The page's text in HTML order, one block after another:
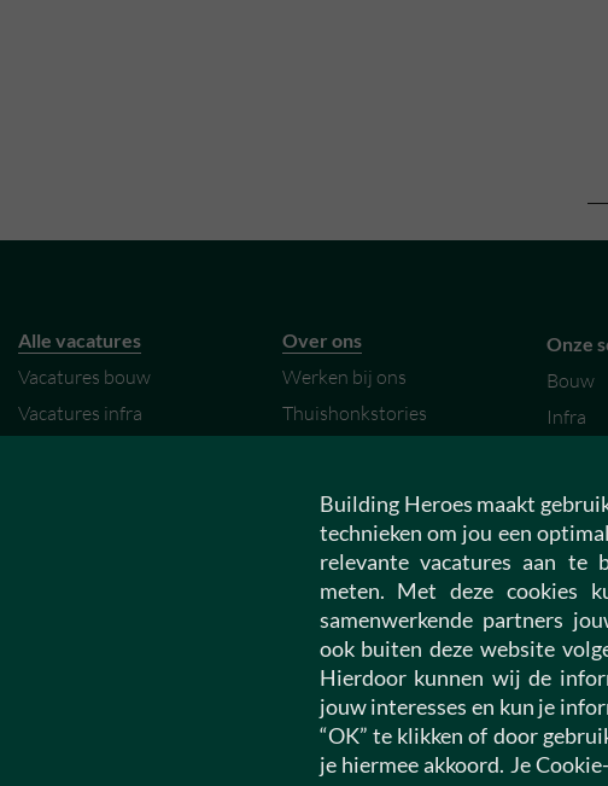
Alle vacatures
Vacatures bouw
Vacatures infra
Over ons
Werken bij ons
Thuishonkstories
Onze
Bouw
Infra
Building Professionals
Junior vacatures
Medior vacatures
Senior vacatures
Open sollicitatie
Open
Building Heroes maakt
technieken om jou een
relevante vacatures aan te
meten. Met deze cookies
samenwerkende partners
ook buiten deze website
Hierdoor kunnen wij de
jouw interesses en kun je
“OK” te klikken of door
je hiermee akkoord. Je